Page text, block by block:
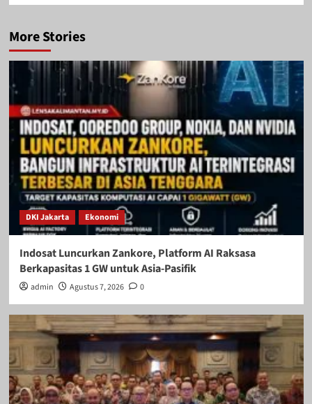
More Stories
DKI Jakarta Ekonomi
Indosat Luncurkan Zankore, Platform AI Raksasa
Berkapasitas 1 GW untuk Asia-Pasifik
admin Agustus 7, 2026 0